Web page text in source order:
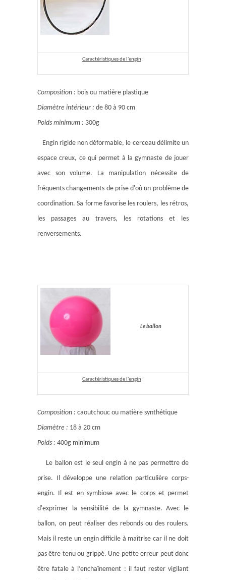
Caractéristiques de l'engin :
Composition : bois ou matière plastique
Diamètre intérieur : de 80 à 90 cm
Poids minimum : 300g
Engin rigide non déformable, le cerceau délimite un
espace creux, ce qui permet à la gymnaste de jouer
avec son volume. La manipulation nécessite de
fréquents changements de prise d'où un problème de
coordination. Sa forme favorise les roulers, les rétros,
les passages au travers, les rotations et les
renversements.
Le ballon
Caractéristiques de l'engin :
Composition : caoutchouc ou matière synthétique
Diamètre : 18 à 20 cm
Poids : 400g minimum
Le ballon est le seul engin à ne pas permettre de
prise. Il développe une relation particulière corps-
engin. Il est en symbiose avec le corps et permet
d'exprimer la sensibilité de la gymnaste. Avec le
ballon, on peut réaliser des rebonds ou des roulers.
Mais il reste un engin difficile à maîtrise car il ne doit
pas être tenu ou grippé. Une petite erreur peut donc
être fatale à l’enchaînement : il faut rester vigilant